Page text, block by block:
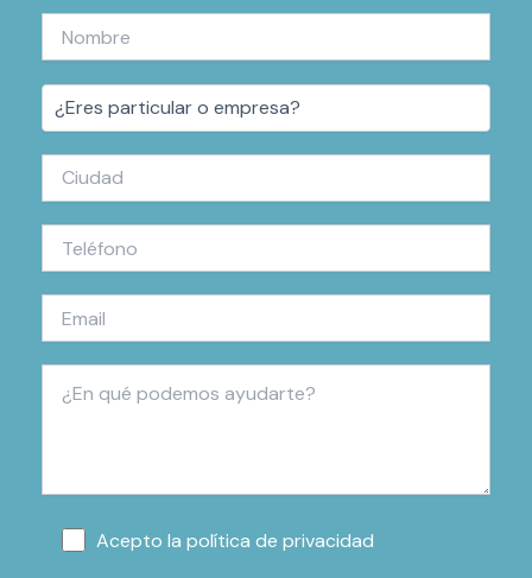
Acepto lapolítica de privacidad